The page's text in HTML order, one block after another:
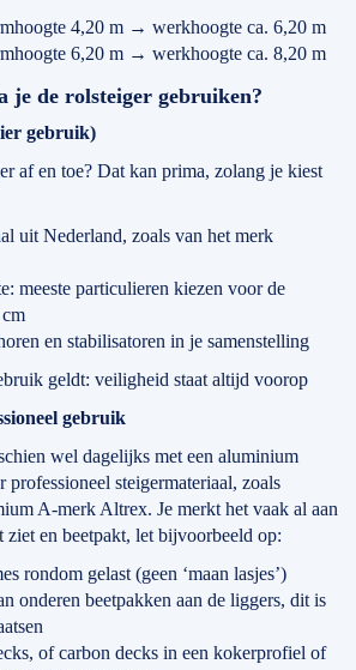
4,20 m → werkhoogte ca. 6,20 m
6,20 m → werkhoogte ca. 8,20 m
je de rolsteiger gebruiken?
gebruik)
af en toe? Dat kan prima, zolang je kiest
uit Nederland, zoals van het merk
meeste particulieren kiezen voor de
en stabilisatoren in je samenstelling
geldt: veiligheid staat altijd voorop
gebruik
wel dagelijks met een aluminium
professioneel steigermateriaal, zoals
A-merk Altrex. Je merkt het vaak al aan
ziet en beetpakt, let bijvoorbeeld op:
rondom gelast (geen ‘maan lasjes’)
onderen beetpakken aan de liggers, dit is
of carbon decks in een kokerprofiel of